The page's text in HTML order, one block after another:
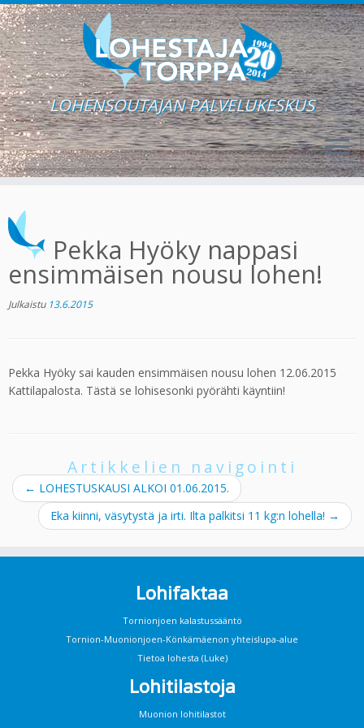
content
LOHENSOUTAJAN PALVELUKESKUS
Pekka Hyöky nappasi
ensimmäisen nousu lohen!
Julkaistu 13.6.2015
Pekka Hyöky sai kauden ensimmäisen nousu lohen 12.06.2015
Kattilapalosta. Tästä se lohisesonki pyörähti käyntiin!
Artikkelien navigointi
← LOHESTUSKAUSI ALKOI 01.06.2015.
Eka kiinni, väsytystä ja irti. Ilta palkitsi 11 kg:n lohella! →
Lohifaktaa
Tornionjoen kalastussääntö
Tornion-Muonionjoen-Könkämäenon yhteislupa-alue
Tietoa lohesta (Luke)
Lohitilastoja
Muonion lohitilastot